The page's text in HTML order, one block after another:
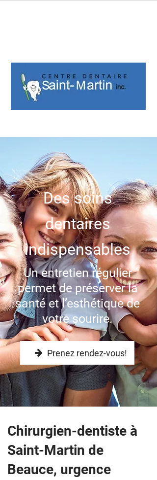
Des soins
dentaires
indispensables
Un entretien régulier
permet de préserver la
santé et l’esthétique de
votre sourire.
Prenez rendez-vous!
Chirurgien-dentiste à
Saint-Martin de
Beauce, urgence